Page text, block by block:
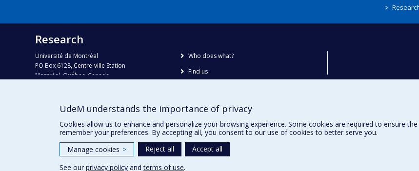
Research
Université de Montréal
PO Box 6128, Centre-ville Station
Montréal, Québec, Canada
Phone : 514 343-6111, #38492
recherche@umontreal.ca
Who does what?
Find us
UdeM understands the importance of privacy
Cookies allow us to enhance and personalize your browsing experience. Some cookies are required to ensure
remember your preferences. By accepting all, you consent to our use of cookies to better serve you.
Manage cookies > Reject all
Accept all
See our privacy policy andterms of use.